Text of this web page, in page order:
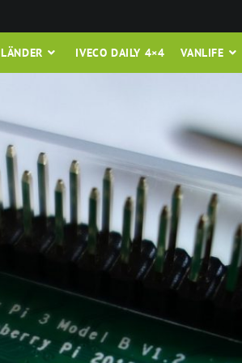
LÄNDER IVECO DAILY 4×4 VANLIFE